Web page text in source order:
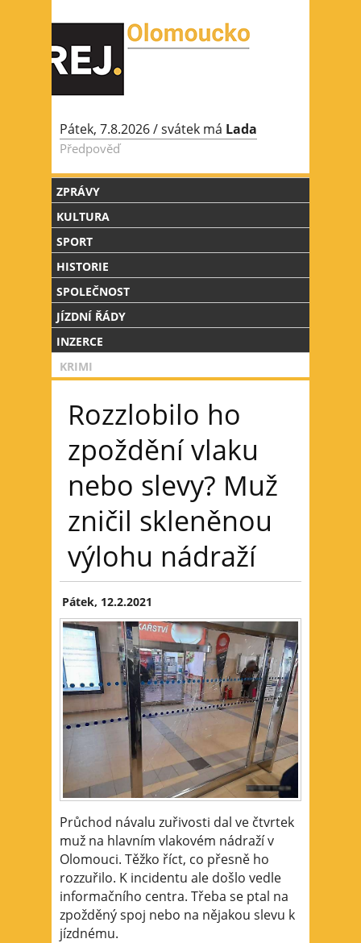
Pátek, 7.8.2026/ svátek má Lada
Předpověď
ZPRÁVY
KULTURA
SPORT
HISTORIE
SPOLEČNOST
JÍZDNÍ ŘÁDY
INZERCE
KRIMI
Rozzlobilo ho
zpoždění vlaku
nebo slevy? Muž
zničil skleněnou
výlohu nádraží
Pátek, 12.2.2021
Průchod návalu zuřivosti dal ve čtvrtek
muž na hlavním vlakovém nádraží v
Olomouci. Těžko říct, co přesně ho
rozzuřilo. K incidentu ale došlo vedle
informačního centra. Třeba se ptal na
zpožděný spoj nebo na nějakou slevu k
jízdnému.